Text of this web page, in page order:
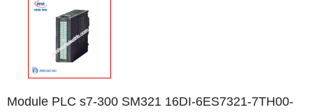
Module PLC s7-300 SM321 16DI-6ES7321-7TH00-